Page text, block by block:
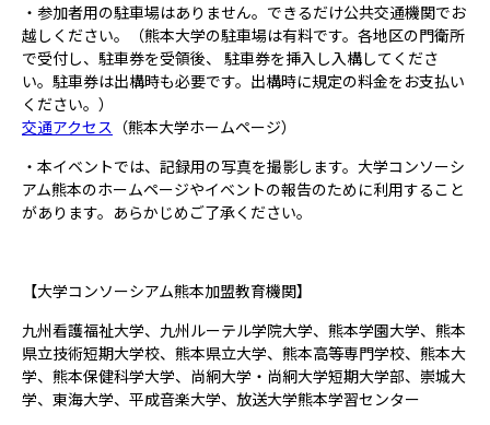
・参加者用の駐車場はありません。できるだけ公共交通機関でお
越しください。（熊本大学の駐車場は有料です。各地区の門衛所
で受付し、駐車券を受領後、 駐車券を挿入し入構してくださ
い。駐車券は出構時も必要です。出構時に規定の料金をお支払い
ください。）
交通アクセス （熊本大学ホームページ）
・本イベントでは、記録用の写真を撮影します。大学コンソーシ
アム熊本のホームページやイベントの報告のために利用すること
があります。あらかじめご了承ください。
【大学コンソーシアム熊本加盟教育機関】
九州看護福祉大学、九州ルーテル学院大学、熊本学園大学、熊本
県立技術短期大学校、熊本県立大学、熊本高等専門学校、熊本大
学、熊本保健科学大学、尚絅大学・尚絅大学短期大学部、崇城大
学、東海大学、平成音楽大学、放送大学熊本学習センター